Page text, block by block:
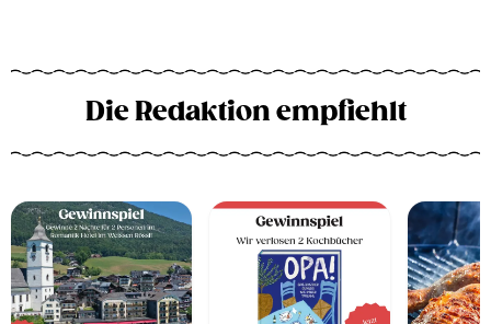
Die Redaktion empfiehlt